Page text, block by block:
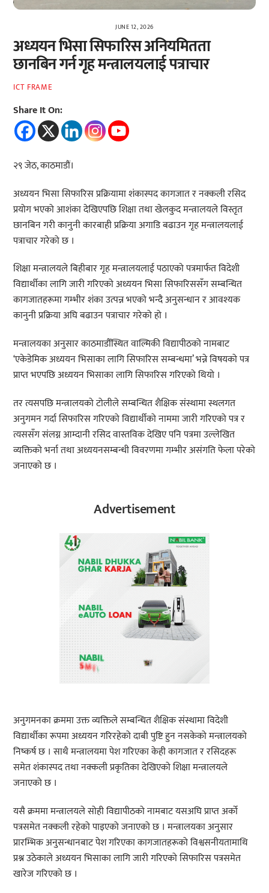
JUNE 12, 2026
अध्ययन भिसा सिफारिस अनियमितता
छानबिन गर्न गृह मन्त्रालयलाई पत्राचार
ICT FRAME
Share It On:
२९ जेठ, काठमाडौं।
अध्ययन भिसा सिफारिस प्रक्रियामा शंकास्पद कागजात र नक्कली रसिद
प्रयोग भएको आशंका देखिएपछि शिक्षा तथा खेलकुद मन्त्रालयले विस्तृत
छानबिन गरी कानुनी कारबाही प्रक्रिया अगाडि बढाउन गृह मन्त्रालयलाई
पत्राचार गरेको छ ।
शिक्षा मन्त्रालयले बिहीबार गृह मन्त्रालयलाई पठाएको पत्रमार्फत विदेशी
विद्यार्थीका लागि जारी गरिएको अध्ययन भिसा सिफारिससँग सम्बन्धित
कागजातहरूमा गम्भीर शंका उत्पन्न भएको भन्दै अनुसन्धान र आवश्यक
कानुनी प्रक्रिया अघि बढाउन पत्राचार गरेको हो ।
मन्त्रालयका अनुसार काठमाडौँस्थित वाल्मिकी विद्यापीठको नामबाट
‘एकेडेमिक अध्ययन भिसाका लागि सिफारिस सम्बन्धमा’ भन्ने विषयको पत्र
प्राप्त भएपछि अध्ययन भिसाका लागि सिफारिस गरिएको थियो ।
तर त्यसपछि मन्त्रालयको टोलीले सम्बन्धित शैक्षिक संस्थामा स्थलगत
अनुगमन गर्दा सिफारिस गरिएको विद्यार्थीको नाममा जारी गरिएको पत्र र
त्यससँग संलग्न आम्दानी रसिद वास्तविक देखिए पनि पत्रमा उल्लेखित
व्यक्तिको भर्ना तथा अध्ययनसम्बन्धी विवरणमा गम्भीर असंगति फेला परेको
जनाएको छ ।
Advertisement
अनुगमनका क्रममा उक्त व्यक्तिले सम्बन्धित शैक्षिक संस्थामा विदेशी
विद्यार्थीका रूपमा अध्ययन गरिरहेको दाबी पुष्टि हुन नसकेको मन्त्रालयको
निष्कर्ष छ । साथै मन्त्रालयमा पेश गरिएका केही कागजात र रसिदहरू
समेत शंकास्पद तथा नक्कली प्रकृतिका देखिएको शिक्षा मन्त्रालयले
जनाएको छ ।
यसै क्रममा मन्त्रालयले सोही विद्यापीठको नामबाट यसअघि प्राप्त अर्को
पत्रसमेत नक्कली रहेको पाइएको जनाएको छ । मन्त्रालयका अनुसार
प्रारम्भिक अनुसन्धानबाट पेश गरिएका कागजातहरूको विश्वसनीयतामाथि
प्रश्न उठेकाले अध्ययन भिसाका लागि जारी गरिएको सिफारिस पत्रसमेत
खारेज गरिएको छ ।